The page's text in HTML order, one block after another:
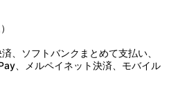
、ソフトバンクまとめて支払い、
、メルペイネット決済、モバイル